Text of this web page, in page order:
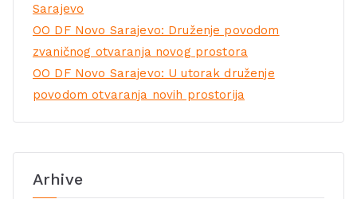
Sarajevo
OO DF Novo Sarajevo: Druženje povodom
zvaničnog otvaranja novog prostora
OO DF Novo Sarajevo: U utorak druženje
povodom otvaranja novih prostorija
Arhive